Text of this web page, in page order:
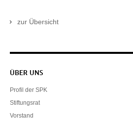
zur Übersicht
Servicenavigation
ÜBER UNS
Profil der SPK
Stiftungsrat
Vorstand